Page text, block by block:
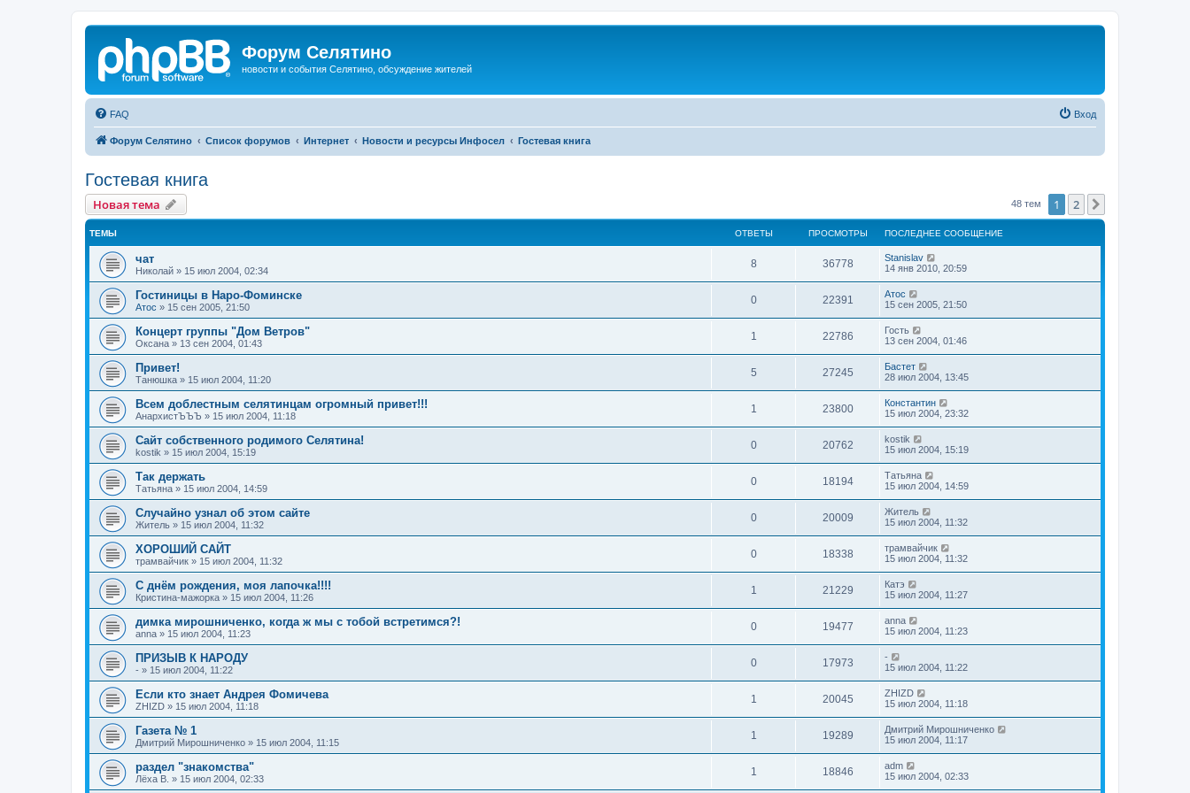
Форум Селятино
новости и события Селятино, обсуждение жителей
FAQ Вход
Форум Селятино Список форумов Интернет Новости и ресурсы Инфосел Гостевая книга
Гостевая книга
Новая тема 48 тем 1 2
ТЕМЫ ОТВЕТЫ ПРОСМОТРЫ ПОСЛЕДНЕЕ СООБЩЕНИЕ
чат
Николай » 15 июл 2004, 02:34
8 36778
Stanislav
14 янв 2010, 20:59
Гостиницы в Наро-Фоминске
Атос » 15 сен 2005, 21:50
0 22391
Атос
15 сен 2005, 21:50
Концерт группы "Дом Ветров"
Оксана » 13 сен 2004, 01:43
1 22786
Гость
13 сен 2004, 01:46
Привет!
Танюшка » 15 июл 2004, 11:20
5 27245
Бастет
28 июл 2004, 13:45
Всем доблестным селятинцам огромный привет!!!
АнархистЪЪЪ » 15 июл 2004, 11:18
1 23800
Константин
15 июл 2004, 23:32
Сайт собственного родимого Селятина!
kostik » 15 июл 2004, 15:19
0 20762
kostik
15 июл 2004, 15:19
Так держать
Татьяна » 15 июл 2004, 14:59
0 18194
Татьяна
15 июл 2004, 14:59
Случайно узнал об этом сайте
Житель » 15 июл 2004, 11:32
0 20009
Житель
15 июл 2004, 11:32
ХОРОШИЙ САЙТ
трамвайчик » 15 июл 2004, 11:32
0 18338
трамвайчик
15 июл 2004, 11:32
С днём рождения, моя лапочка!!!!
Кристина-мажорка » 15 июл 2004, 11:26
1 21229
Катэ
15 июл 2004, 11:27
димка мирошниченко, когда ж мы с тобой встретимся?!
anna » 15 июл 2004, 11:23
0 19477
anna
15 июл 2004, 11:23
ПРИЗЫВ К НАРОДУ
- » 15 июл 2004, 11:22
0 17973
-
15 июл 2004, 11:22
Если кто знает Андрея Фомичева
ZHIZD » 15 июл 2004, 11:18
1 20045
ZHIZD
15 июл 2004, 11:18
Газета № 1
Дмитрий Мирошниченко » 15 июл 2004, 11:15
1 19289
Дмитрий Мирошниченко
15 июл 2004, 11:17
раздел "знакомства"
Лёха В. » 15 июл 2004, 02:33
1 18846
adm
15 июл 2004, 02:33